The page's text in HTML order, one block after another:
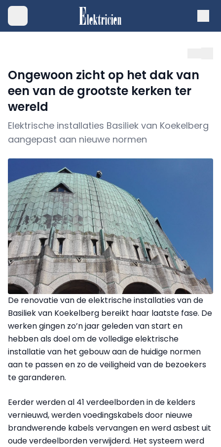
Ongewoon zicht op het dak van
een van de grootste kerken ter
wereld
Elektrische installaties Basiliek van Koekelberg
aangepast aan nieuwe normen
De renovatie van de elektrische installaties van de
Basiliek van Koekelberg bereikt haar laatste fase. De
werken gingen zo’n jaar geleden van start en
hebben als doel om de volledige elektrische
installatie van het gebouw aan de huidige normen
aan te passen en zo de veiligheid van de bezoekers
te garanderen.
Eerder werden al 41 verdeelborden in de kelders
vernieuwd, werden voedingskabels door nieuwe
brandwerende kabels vervangen en werd asbest uit
oude verdeelborden verwijderd. Het systeem werd